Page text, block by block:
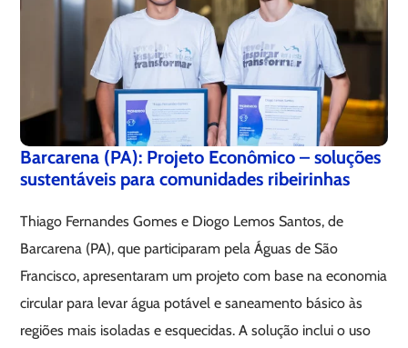
Barcarena (PA): Projeto Econômico – soluções
sustentáveis para comunidades ribeirinhas
Thiago Fernandes Gomes e Diogo Lemos Santos, de
Barcarena (PA), que participaram pela Águas de São
Francisco, apresentaram um projeto com base na economia
circular para levar água potável e saneamento básico às
regiões mais isoladas e esquecidas. A solução inclui o uso